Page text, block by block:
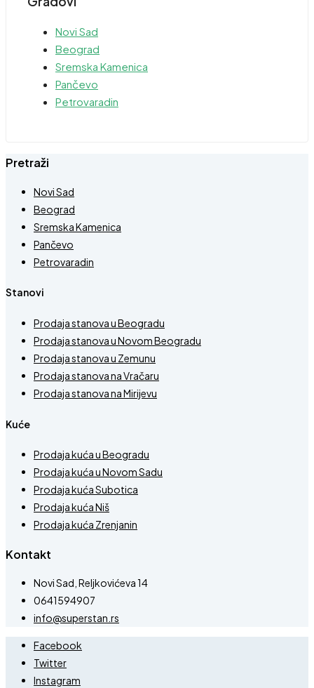
Novi Sad
Beograd
Sremska Kamenica
Pančevo
Petrovaradin
Pretraži
Novi Sad
Beograd
Sremska Kamenica
Pančevo
Petrovaradin
Stanovi
Prodaja stanova u Beogradu
Prodaja stanova u Novom Beogradu
Prodaja stanova u Zemunu
Prodaja stanova na Vračaru
Prodaja stanova na Mirijevu
Kuće
Prodaja kuća u Beogradu
Prodaja kuća u Novom Sadu
Prodaja kuća Subotica
Prodaja kuća Niš
Prodaja kuća Zrenjanin
Kontakt
Novi Sad, Reljkovićeva 14
0641594907
info@superstan.rs
Facebook
Twitter
Instagram